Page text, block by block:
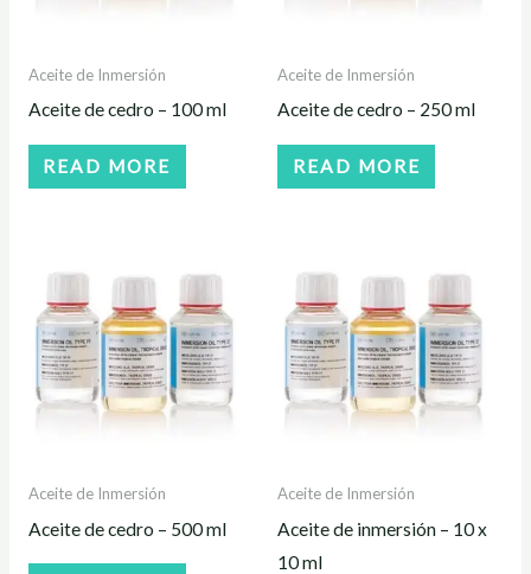
Aceite de Inmersión
Aceite de cedro – 100 ml
READ MORE
Aceite de Inmersión
Aceite de cedro – 250 ml
READ MORE
Aceite de Inmersión
Aceite de cedro – 500 ml
Aceite de Inmersión
Aceite de inmersión – 10 x
10 ml